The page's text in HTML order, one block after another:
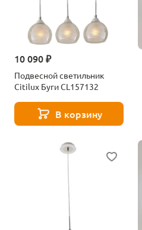
10 090 ₽
Подвесной светильник
Citilux Буги CL157132
В корзину